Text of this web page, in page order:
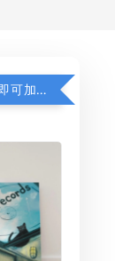
凡購買任一商品即可加購 THT 九週年 同一片天空 無框畫 30 x 30 cm 附掛勾 (黑膠封面大小）